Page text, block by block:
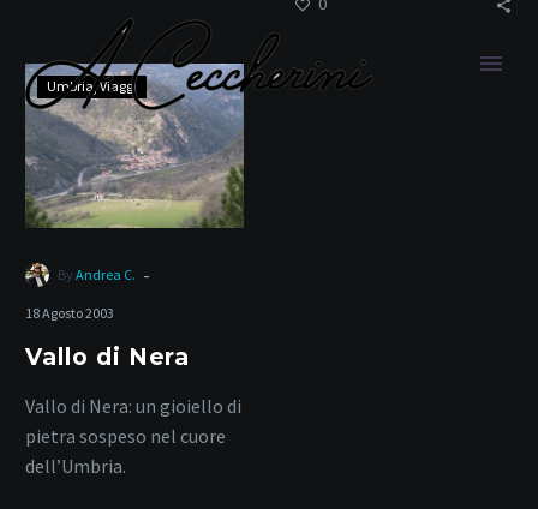
Vallo
di
Nera
Umbria Viaggi
By Andrea C. -
18 Agosto 2003
Vallo di Nera
Vallo di Nera: un gioiello di
pietra sospeso nel cuore
dell’Umbria.